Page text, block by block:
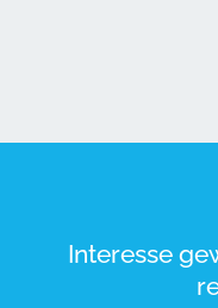
Interesse